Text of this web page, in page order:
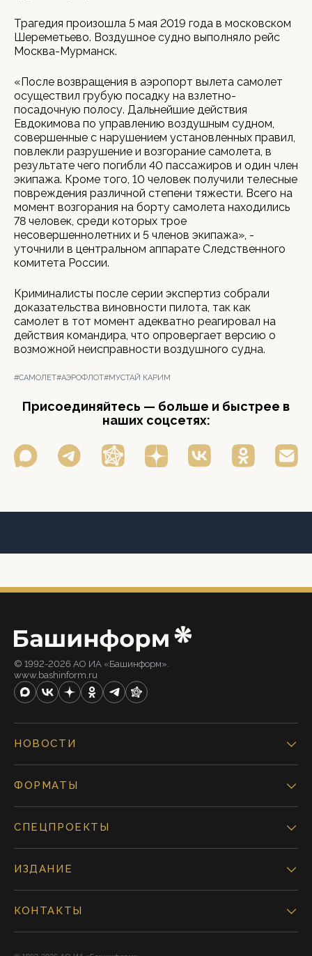
Трагедия произошла 5 мая 2019 года в московском
Шереметьево. Воздушное судно выполняло рейс
Москва-Мурманск.
«После возвращения в аэропорт вылета самолет
осуществил грубую посадку на взлетно-
посадочную полосу. Дальнейшие действия
Евдокимова по управлению воздушным судном,
совершенные с нарушением установленных правил,
повлекли разрушение и возгорание самолета, в
результате чего погибли 40 пассажиров и один член
экипажа. Кроме того, 10 человек получили телесные
повреждения различной степени тяжести. Всего на
момент возгорания на борту самолета находились
78 человек, среди которых трое
несовершеннолетних и 5 членов экипажа», -
уточнили в центральном аппарате Следственного
комитета России.
Криминалисты после серии экспертиз собрали
доказательства виновности пилота, так как
самолет в тот момент адекватно реагировал на
действия командира, что опровергает версию о
возможной неисправности воздушного судна.
#САМОЛЕТ#АЭРОФЛОТ#МУСТАЙ КАРИМ
Присоединяйтесь — больше и быстрее в
наших соцсетях:
© 1992-2026 АО ИА «Башинформ».
www.bashinform.ru
НОВОСТИ
ФОРМАТЫ
СПЕЦПРОЕКТЫ
ИЗДАНИЕ
КОНТАКТЫ